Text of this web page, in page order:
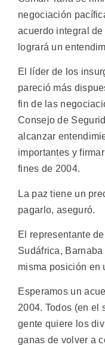
negociación
acuerdo integral
logrará un
El líder de los
pareció más
fin de las
Consejo de
alcanzar
importantes y
fines de 2004.
La paz tiene un
pagarlo, aseguró.
El representante
Sudáfrica,
misma posición en
Esperamos un
2004. Todos (en el
gente quiere los
ganas de volver a